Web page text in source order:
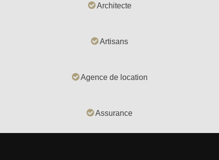
Architecte
Artisans
Agence de location
Assurance